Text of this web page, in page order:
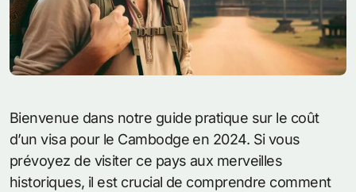
Bienvenue dans notre guide pratique sur le coût
d’un visa pour le Cambodge en 2024. Si vous
prévoyez de visiter ce pays aux merveilles
historiques, il est crucial de comprendre comment